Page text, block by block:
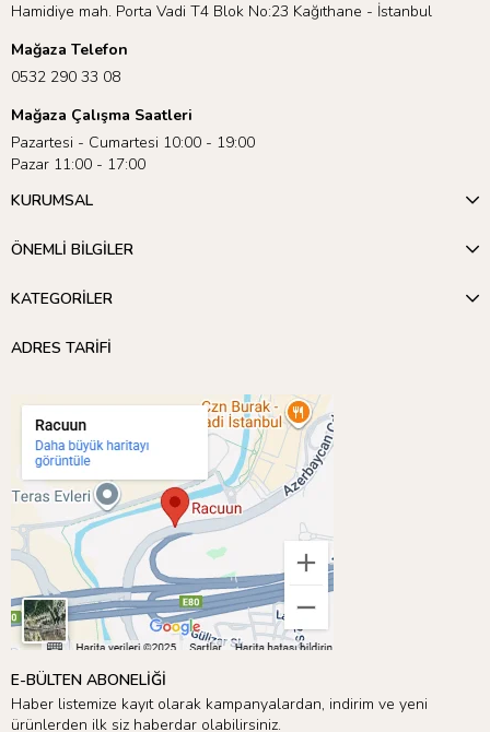
Meri Meri’nin sunduğu geniş ürün yelpazesini keşfetmek için
Hamidiye mah. Porta Vadi T4 Blok No:23 Kağıthane - İstanbul
Mağaza Telefon
0532 290 33 08
Mağaza Çalışma Saatleri
Pazartesi - Cumartesi 10:00 - 19:00
Pazar 11:00 - 17:00
KURUMSAL
ÖNEMLİ BİLGİLER
KATEGORİLER
ADRES TARİFİ
E-BÜLTEN ABONELİĞİ
Haber listemize kayıt olarak kampanyalardan, indirim ve yeni
ürünlerden ilk siz haberdar olabilirsiniz.